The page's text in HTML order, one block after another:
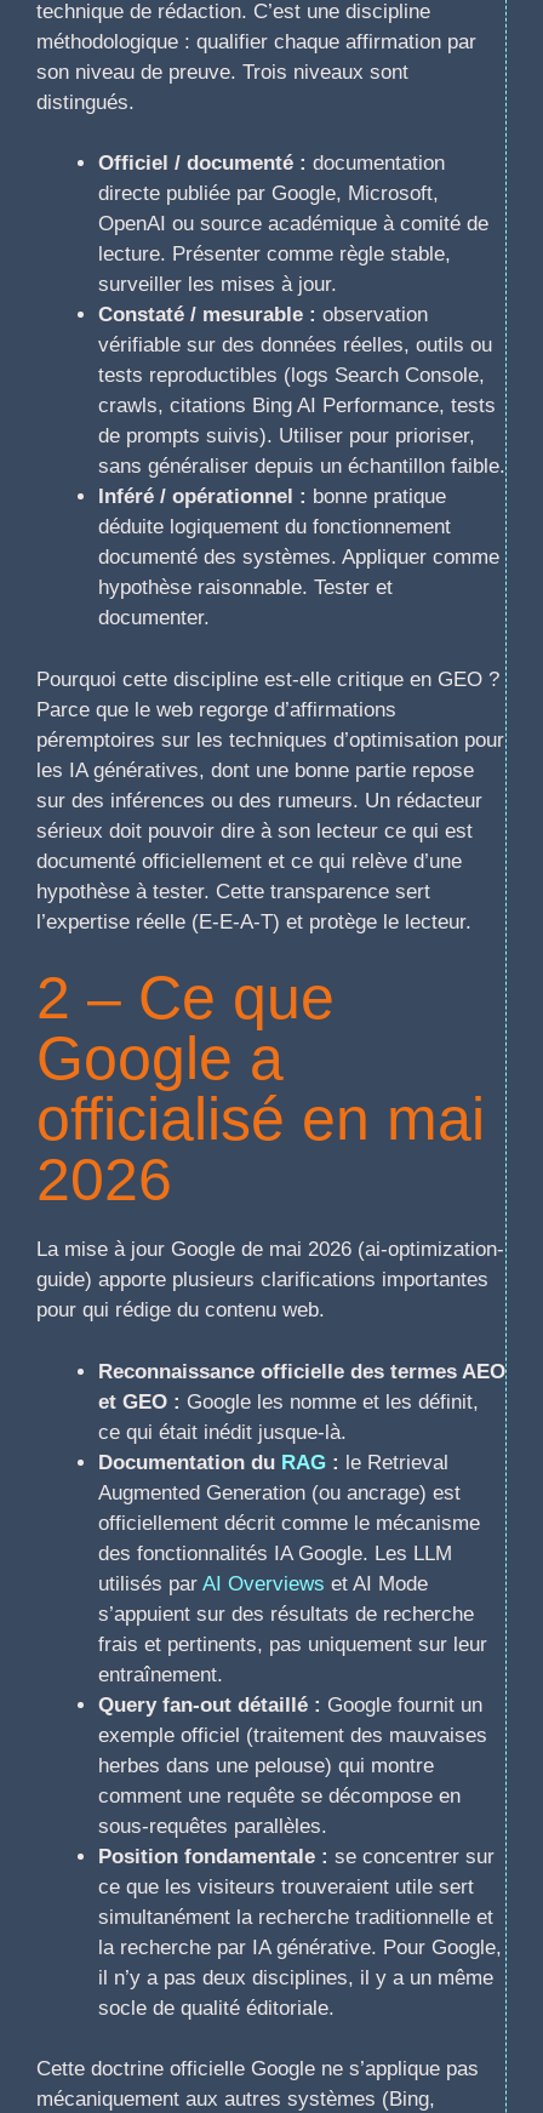
technique de rédaction. C’est une discipline
méthodologique : qualifier chaque affirmation par
son niveau de preuve. Trois niveaux sont
distingués.
Officiel / documenté : documentation
directe publiée par Google, Microsoft,
OpenAI ou source académique à comité de
lecture. Présenter comme règle stable,
surveiller les mises à jour.
Constaté / mesurable : observation
vérifiable sur des données réelles, outils ou
tests reproductibles (logs Search Console,
crawls, citations Bing AI Performance, tests
de prompts suivis). Utiliser pour prioriser,
sans généraliser depuis un échantillon faible.
Inféré / opérationnel : bonne pratique
déduite logiquement du fonctionnement
documenté des systèmes. Appliquer comme
hypothèse raisonnable. Tester et
documenter.
Pourquoi cette discipline est-elle critique en GEO ?
Parce que le web regorge d’affirmations
péremptoires sur les techniques d’optimisation pour
les IA génératives, dont une bonne partie repose
sur des inférences ou des rumeurs. Un rédacteur
sérieux doit pouvoir dire à son lecteur ce qui est
documenté officiellement et ce qui relève d’une
hypothèse à tester. Cette transparence sert
l’expertise réelle (E-E-A-T) et protège le lecteur.
2 – Ce que
Google a
officialisé en mai
2026
La mise à jour Google de mai 2026 (ai-optimization-
guide) apporte plusieurs clarifications importantes
pour qui rédige du contenu web.
Reconnaissance officielle des termes AEO
et GEO : Google les nomme et les définit,
ce qui était inédit jusque-là.
Documentation du RAG : le Retrieval
Augmented Generation (ou ancrage) est
officiellement décrit comme le mécanisme
des fonctionnalités IA Google. Les LLM
utilisés par AI Overviews et AI Mode
s’appuient sur des résultats de recherche
frais et pertinents, pas uniquement sur leur
entraînement.
Query fan-out détaillé : Google fournit un
exemple officiel (traitement des mauvaises
herbes dans une pelouse) qui montre
comment une requête se décompose en
sous-requêtes parallèles.
Position fondamentale : se concentrer sur
ce que les visiteurs trouveraient utile sert
simultanément la recherche traditionnelle et
la recherche par IA générative. Pour Google,
il n’y a pas deux disciplines, il y a un même
socle de qualité éditoriale.
Cette doctrine officielle Google ne s’applique pas
mécaniquement aux autres systèmes (Bing,